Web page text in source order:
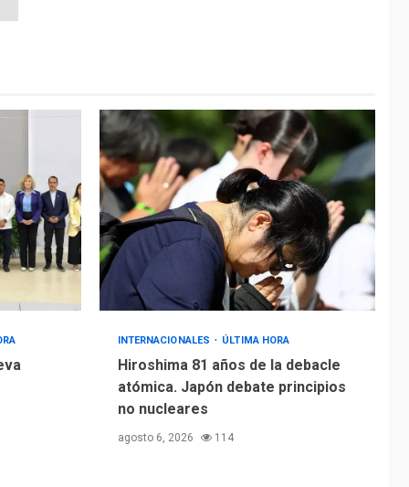
INTERNACIONALES ÚLTIMA HORA
Hiroshima 81 años de la debacle
atómica. Japón debate principios
no nucleares
agosto 6, 2026 114